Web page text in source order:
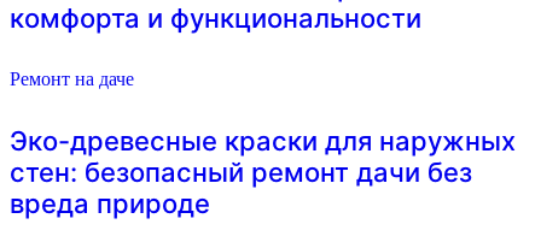
комфорта и функциональности
Ремонт на даче
Эко-древесные краски для наружных
стен: безопасный ремонт дачи без
вреда природе